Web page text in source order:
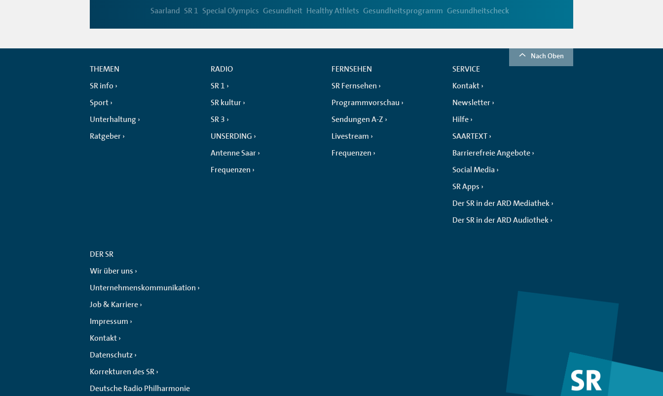
Saarland SR 1 Special Olympics Gesundheit Healthy Athlets Gesundheitsprogramm Gesundheitscheck
Nach Oben
THEMEN
SR info
Sport
Unterhaltung
Ratgeber
RADIO
SR 1
SR kultur
SR 3
UNSERDING
Antenne Saar
Frequenzen
FERNSEHEN
SR Fernsehen
Programmvorschau
Sendungen A-Z
Livestream
Frequenzen
SERVICE
Kontakt
Newsletter
Hilfe
SAARTEXT
Barrierefreie Angebote
Social Media
SR Apps
Der SR in der ARD Mediathek
Der SR in der ARD Audiothek
DER SR
Wir über uns
Unternehmenskommunikation
Job & Karriere
Impressum
Kontakt
Datenschutz
Korrekturen des SR
Deutsche Radio Philharmonie